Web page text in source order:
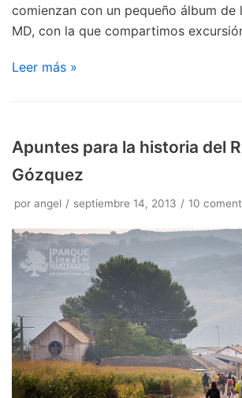
comienzan con un pequeño álbum
MD, con la que compartimos
Leer más »
Apuntes para la historia del
Gózquez
por angel septiembre 14, 2013 10